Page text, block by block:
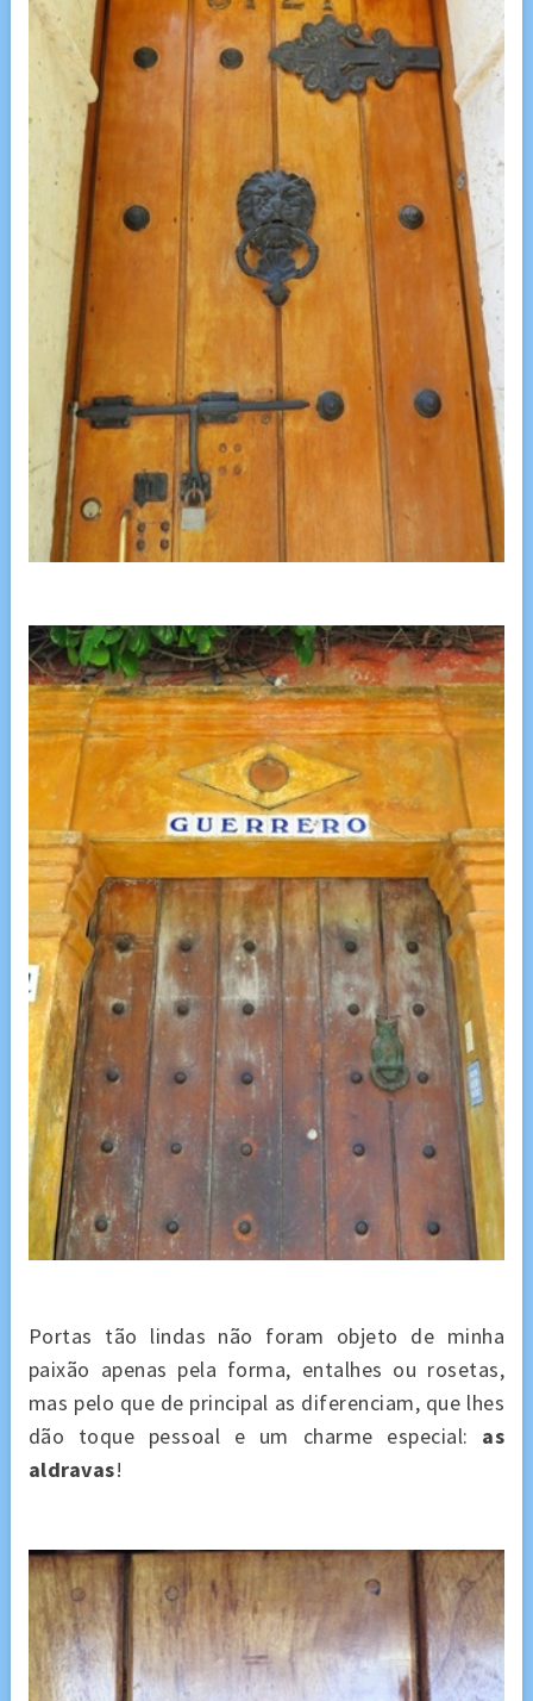
Portas tão lindas não foram objeto de minha
paixão apenas pela forma, entalhes ou rosetas,
mas pelo que de principal as diferenciam, que lhes
dão toque pessoal e um charme especial: as
aldravas!